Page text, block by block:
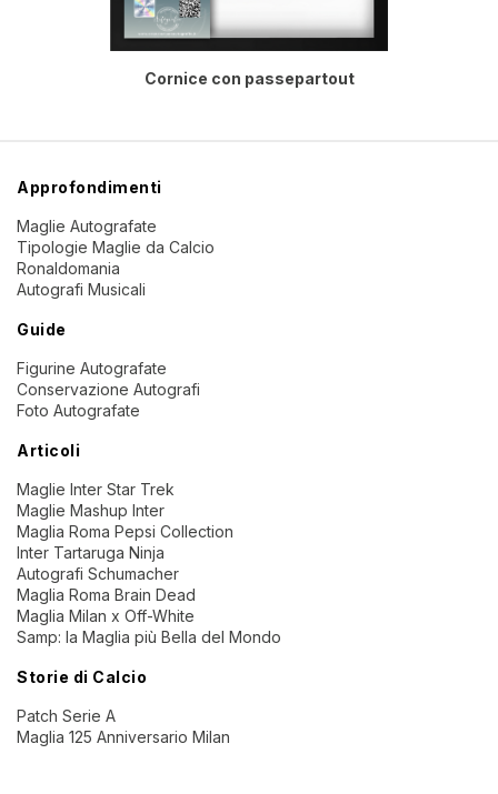
Cornice con passepartout
Approfondimenti
Maglie Autografate
Tipologie Maglie da Calcio
Ronaldomania
Autografi Musicali
Guide
Figurine Autografate
Conservazione Autografi
Foto Autografate
Articoli
Maglie Inter Star Trek
Maglie Mashup Inter
Maglia Roma Pepsi Collection
Inter Tartaruga Ninja
Autografi Schumacher
Maglia Roma Brain Dead
Maglia Milan x Off-White
Samp: la Maglia più Bella del Mondo
Storie di Calcio
Patch Serie A
Maglia 125 Anniversario Milan